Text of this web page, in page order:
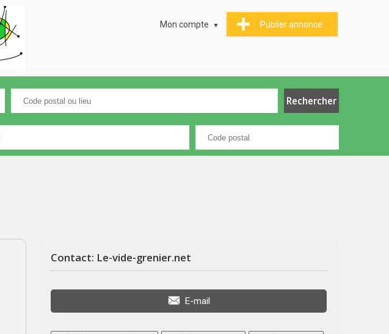
Publier annonce
Mon compte
Contact: Le-vide-grenier.net
E-mail